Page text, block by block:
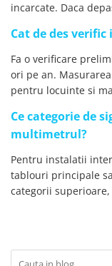
incarcate. Daca
Cat de des
Fa o verificare
ori pe an.
pentru locuinte si
Ce categorie de
multimetrul?
Pentru instalatii
tablouri principale
categorii